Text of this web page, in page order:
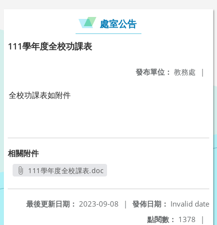
處室公告
111學年度全校功課表
發布單位： 教務處 |
全校功課表如附件
相關附件
111學年度全校課表.doc
發佈日期： Invalid date
最後更新日期： 2023-09-08
|
點閱數： 1378 |